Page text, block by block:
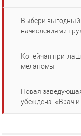
Выбери выгодный
начислениями
Копейчан
меланомы
Новая
убеждена: «Врач